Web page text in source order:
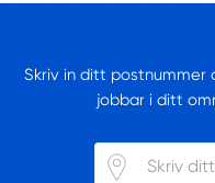
Skriv in ditt postnummer
jobbar i ditt